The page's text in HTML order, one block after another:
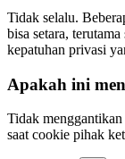
Tidak selalu.
bisa setara,
kepatuhan privasi
Apakah ini
Tidak
saat cookie pihak